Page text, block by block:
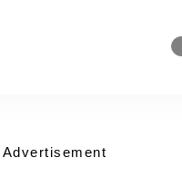
Advertisement